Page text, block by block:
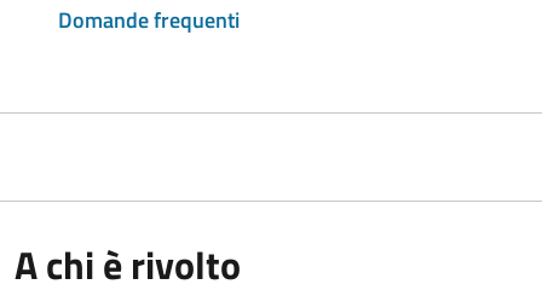
Domande frequenti
A chi è rivolto